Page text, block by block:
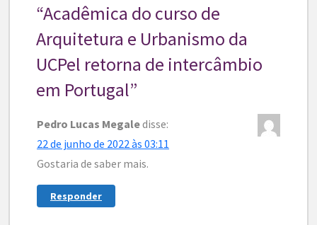
“Acadêmica do curso de
Arquitetura e Urbanismo da
UCPel retorna de intercâmbio
em Portugal”
Pedro Lucas Megaledisse:
22 de junho de 2022 às 03:11
Gostaria de saber mais.
Responder